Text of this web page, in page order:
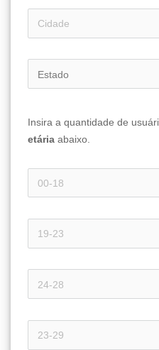
Insira a quantidade de
etária abaixo.